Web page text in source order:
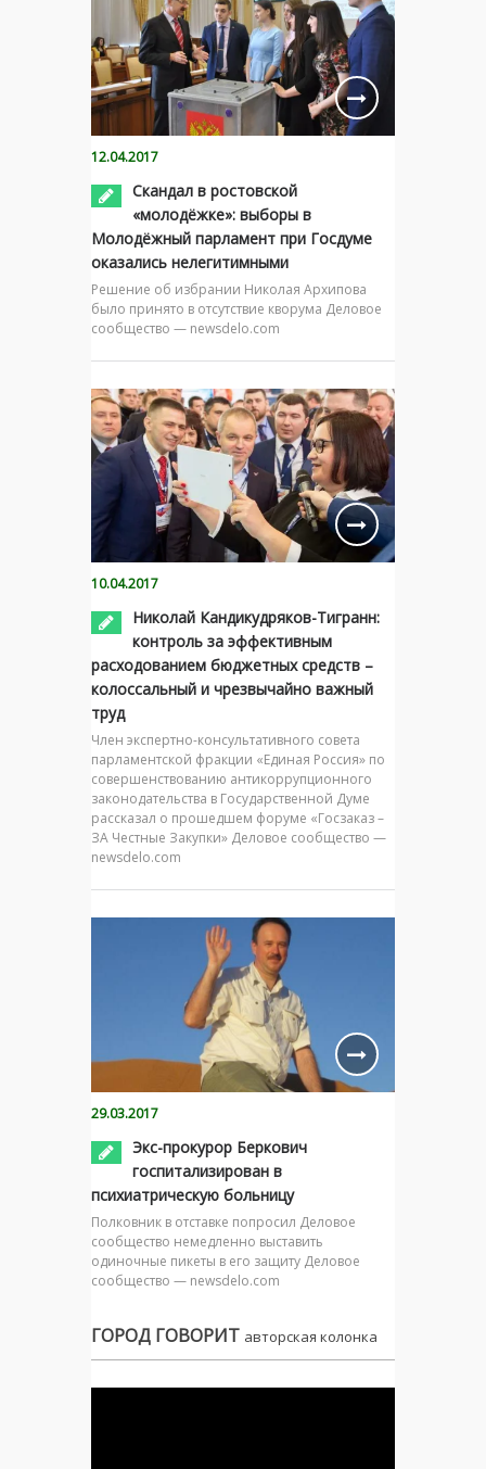
12.04.2017
Скандал в ростовской
«молодёжке»: выборы в
Молодёжный парламент при Госдуме
оказались нелегитимными
Решение об избрании Николая Архипова
было принято в отсутствие кворума Деловое
сообщество — newsdelo.com
10.04.2017
Николай Кандикудряков-Тигранн:
контроль за эффективным
расходованием бюджетных средств –
колоссальный и чрезвычайно важный
труд
Член экспертно-консультативного совета
парламентской фракции «Единая Россия» по
совершенствованию антикоррупционного
законодательства в Государственной Думе
рассказал о прошедшем форуме «Госзаказ –
ЗА Честные Закупки» Деловое сообщество —
newsdelo.com
29.03.2017
Экс-прокурор Беркович
госпитализирован в
психиатрическую больницу
Полковник в отставке попросил Деловое
сообщество немедленно выставить
одиночные пикеты в его защиту Деловое
сообщество — newsdelo.com
ГОРОД ГОВОРИТ авторская колонка